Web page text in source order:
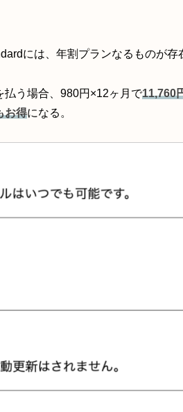
には、年割プランなるものが存
払う場合、980円×12ヶ月で11,760
お得になる。